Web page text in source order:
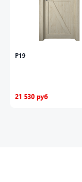
P19
21 530 руб